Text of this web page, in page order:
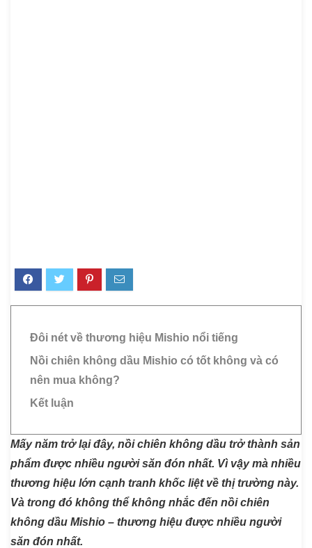
Đôi nét về thương hiệu Mishio nổi tiếng
Nồi chiên không dầu Mishio có tốt không và có
nên mua không?
Kết luận
Mấy năm trở lại đây, nồi chiên không dầu trở thành sản
phẩm được nhiều người săn đón nhất. Vì vậy mà nhiều
thương hiệu lớn cạnh tranh khốc liệt về thị trường này.
Và trong đó không thể không nhắc đến nồi chiên
không dầu Mishio – thương hiệu được nhiều người
săn đón nhất.